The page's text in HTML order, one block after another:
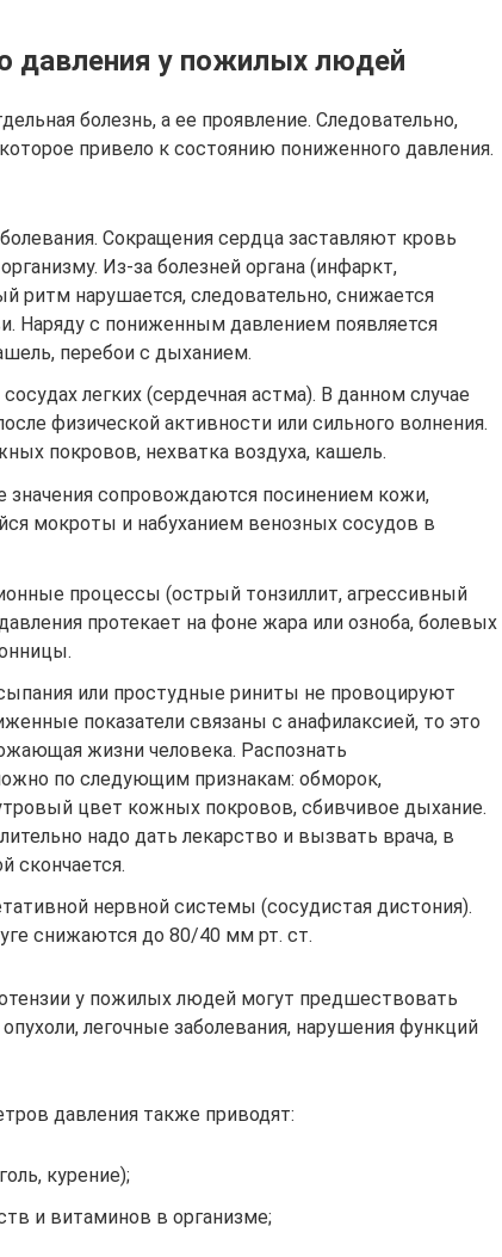
давления у пожилых людей
болезнь, а ее проявление. Следовательно,
привело к состоянию пониженного давления.
Сокращения сердца заставляют кровь
Из-за болезней органа (инфаркт,
ритм нарушается, следовательно, снижается
Наряду с пониженным давлением появляется
перебои с дыханием.
легких (сердечная астма). В данном случае
физической активности или сильного волнения.
покровов, нехватка воздуха, кашель.
значения сопровождаются посинением кожи,
мокроты и набуханием венозных сосудов в
процессы (острый тонзиллит, агрессивный
протекает на фоне жара или озноба, болевых
или простудные риниты не провоцируют
показатели связаны с анафилаксией, то это
жизни человека. Распознать
по следующим признакам: обморок,
цвет кожных покровов, сбивчивое дыхание.
надо дать лекарство и вызвать врача, в
скончается.
нервной системы (сосудистая дистония).
снижаются до 80/40 мм рт. ст.
у пожилых людей могут предшествовать
легочные заболевания, нарушения функций
давления также приводят:
курение);
и витаминов в организме;